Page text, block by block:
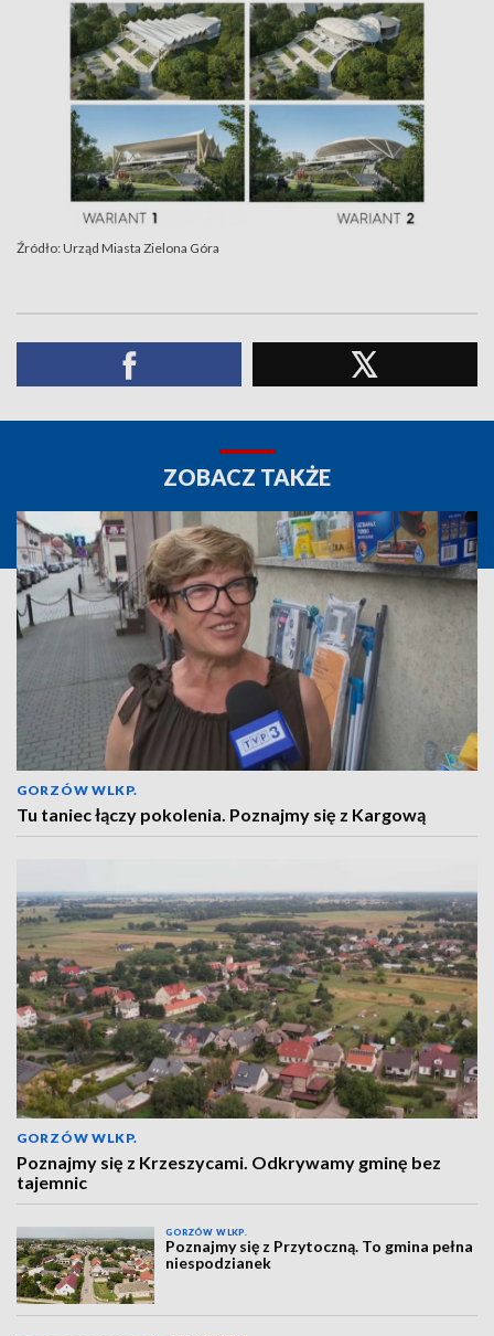
Źródło: Urząd Miasta Zielona Góra
ZOBACZ TAKŻE
GORZÓW WLKP.
Tu taniec łączy pokolenia. Poznajmy się z Kargową
GORZÓW WLKP.
Poznajmy się z Krzeszycami. Odkrywamy gminę bez
tajemnic
GORZÓW WLKP.
Poznajmy się z Przytoczną. To gmina pełna
niespodzianek